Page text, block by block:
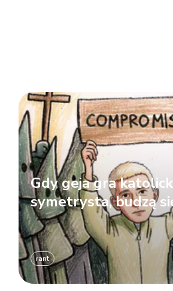
Gdy geja gra
symetrysta, budzą
rant